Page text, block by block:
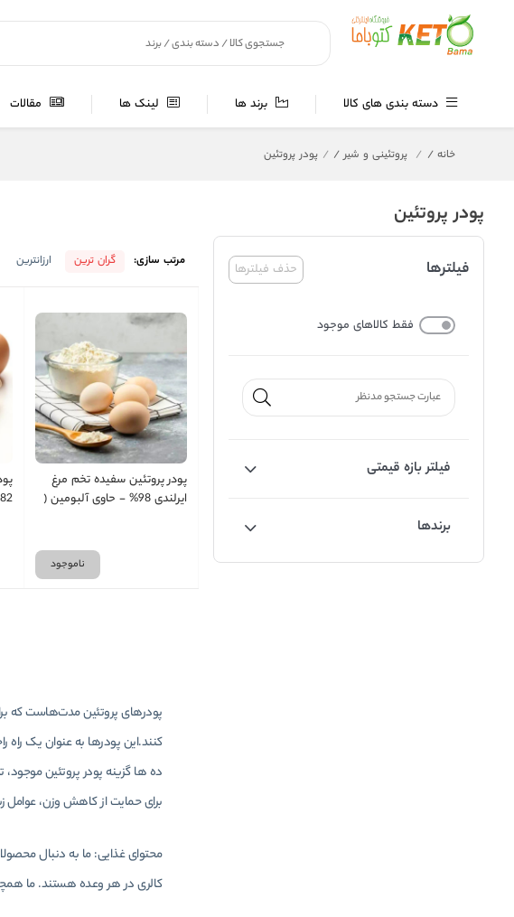
دسته بندی های کالا برند ها لینک ها مقالات
خانه/ پروتئینی و شیر / پودر پروتئین
پودر پروتئین
حذف فیلترها فیلترها
فقط کالاهای موجود
فیلتر بازه قیمتی
برندها
مرتب سازی: گران ترین ارزانترین
پودر پروتئین سفیده تخم مرغ
ایرلندی 98% - حاوی آلبومین (
ناموجود
پودرهای پروتئین مدت‌هاست که
کنند.این پودرها به عنوان یک
ده ها گزینه پودر پروتئین
برای حمایت از کاهش وزن، عوامل
کالری در هر وعده هستند. ما